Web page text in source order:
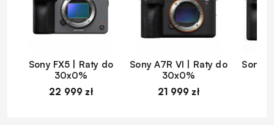
Sony FX5 | Raty do
30x0%
22 999 zł
Sony A7R VI | Raty do
30x0%
21 999 zł
Sony